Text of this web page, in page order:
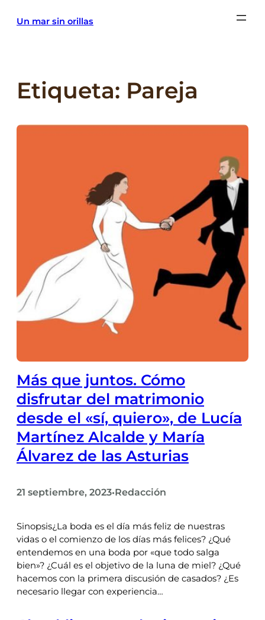
Un mar sin orillas
Etiqueta: Pareja
Más que juntos. Cómo
disfrutar del matrimonio
desde el «sí, quiero», de Lucía
Martínez Alcalde y María
Álvarez de las Asturias
21 septiembre, 2023•Redacción
Sinopsis¿La boda es el día más feliz de nuestras
vidas o el comienzo de los días más felices? ¿Qué
entendemos en una boda por «que todo salga
bien»? ¿Cuál es el objetivo de la luna de miel? ¿Qué
hacemos con la primera discusión de casados? ¿Es
necesario llegar con experiencia…